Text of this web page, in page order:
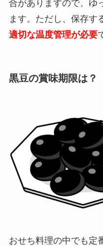
合がありますので、ゆ
ます。ただし、保存す
適切な温度管理が必要
黒豆の賞味期限は？
おせち料理の中でも定